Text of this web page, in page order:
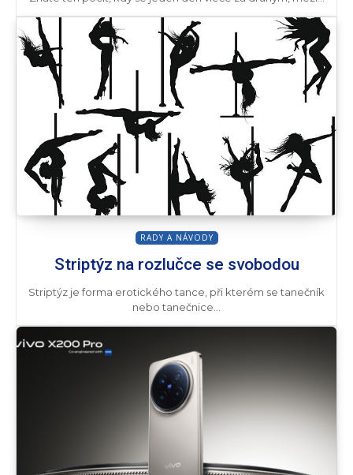
RADY A NÁVODY
Striptýz na rozlučce se svobodou
Striptýz je forma erotického tance, při kterém se tanečník
nebo tanečnice...